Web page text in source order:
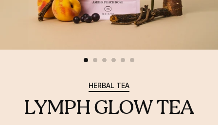
HERBAL TEA
LYMPH GLOW TEA